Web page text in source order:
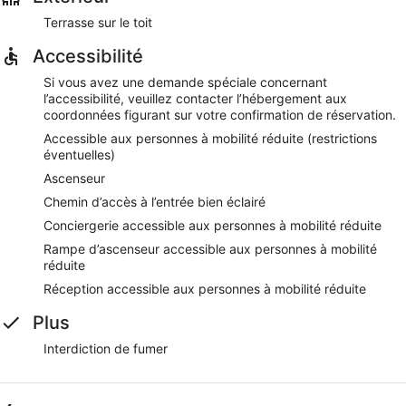
Terrasse sur le toit
Accessibilité
Si vous avez une demande spéciale concernant
l’accessibilité, veuillez contacter l’hébergement aux
coordonnées figurant sur votre confirmation de réservation.
Accessible aux personnes à mobilité réduite (restrictions
éventuelles)
Ascenseur
Chemin d’accès à l’entrée bien éclairé
Conciergerie accessible aux personnes à mobilité réduite
Rampe d’ascenseur accessible aux personnes à mobilité
réduite
Réception accessible aux personnes à mobilité réduite
Plus
Interdiction de fumer